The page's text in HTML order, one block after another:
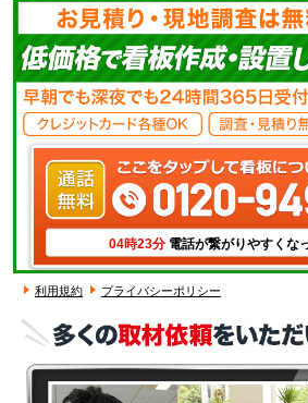
04時23分 電話が繋がりやすくな
利用規約 プライバシーポリシー